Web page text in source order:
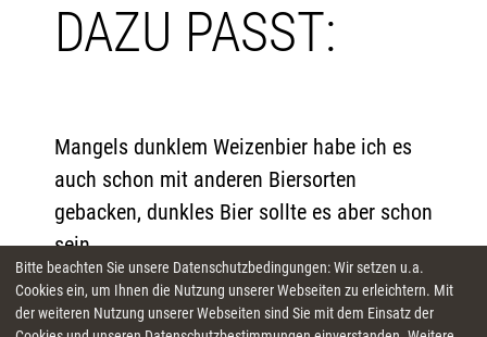
DAZU PASST:
Mangels dunklem Weizenbier habe ich es
auch schon mit anderen Biersorten
gebacken, dunkles Bier sollte es aber schon
sein.
Bitte beachten Sie unsere Datenschutzbedingungen: Wir setzen u.a.
Cookies ein, um Ihnen die Nutzung unserer Webseiten zu erleichtern. Mit
der weiteren Nutzung unserer Webseiten sind Sie mit dem Einsatz der